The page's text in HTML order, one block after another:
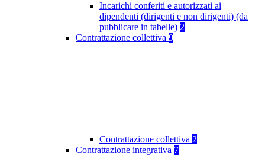
Incarichi conferiti e autorizzati ai
dipendenti (dirigenti e non dirigenti) (da
pubblicare in tabelle) 2
Contrattazione collettiva 9
Contrattazione collettiva 2
Contrattazione integrativa 7